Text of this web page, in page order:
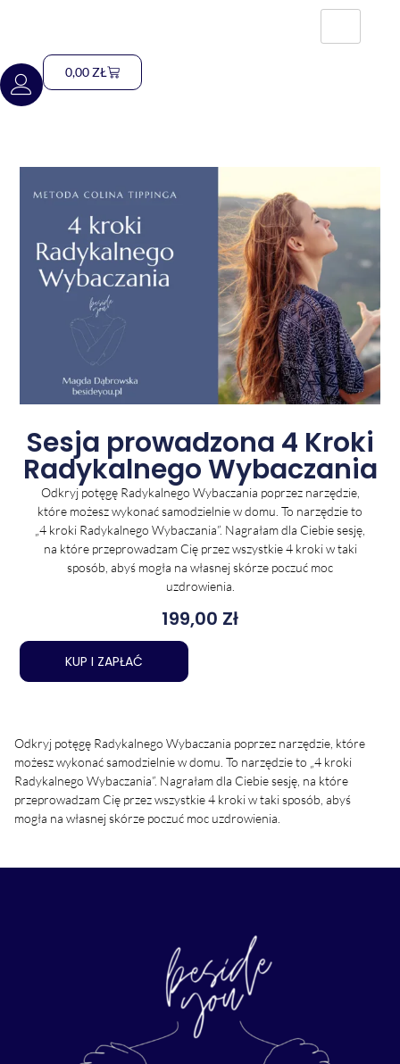
0,00ZŁ
Sesja prowadzona 4 Kroki
Radykalnego Wybaczania
Odkryj potęgę Radykalnego Wybaczania poprzez narzędzie,
które możesz wykonać samodzielnie w domu. To narzędzie to
„4 kroki Radykalnego Wybaczania”. Nagrałam dla Ciebie sesję,
na które przeprowadzam Cię przez wszystkie 4 kroki w taki
sposób, abyś mogła na własnej skórze poczuć moc
uzdrowienia.
199,00 Zł
KUP I ZAPŁAĆ
Odkryj potęgę Radykalnego Wybaczania poprzez narzędzie, które
możesz wykonać samodzielnie w domu. To narzędzie to „4 kroki
Radykalnego Wybaczania”. Nagrałam dla Ciebie sesję, na które
przeprowadzam Cię przez wszystkie 4 kroki w taki sposób, abyś
mogła na własnej skórze poczuć moc uzdrowienia.